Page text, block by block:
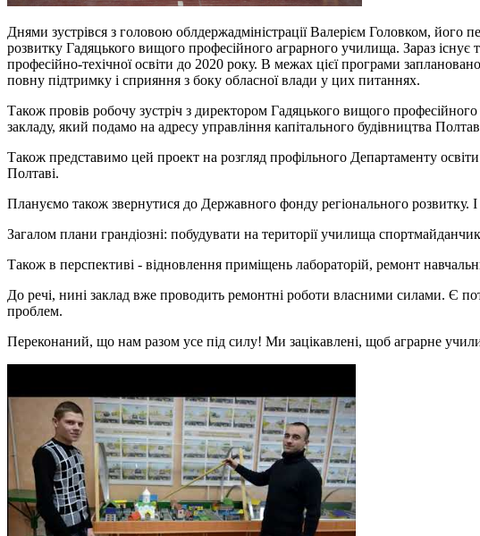
Днями зустрівся з головою облдержадміністрації Валерієм Головком,
розвитку Гадяцького вищого професійного аграрного училища. Зараз існує
професійно-техічної освіти до 2020 року. В межах цієї програми
повну підтримку і сприяння з боку обласної влади у цих питаннях.
Також провів робочу зустріч з директором Гадяцького вищого
закладу, який подамо на адресу управління капітального будівництва
Також представимо цей проект на розгляд профільного Департаменту
Полтаві.
Плануємо також звернутися до Державного фонду регіонального
Загалом плани грандіозні: побудувати на території училища
Також в перспективі - відновлення приміщень лабораторій, ремонт
До речі, нині заклад вже проводить ремонтні роботи власними силами. Є
проблем.
Переконаний, що нам разом усе під силу! Ми зацікавлені, щоб аграрне